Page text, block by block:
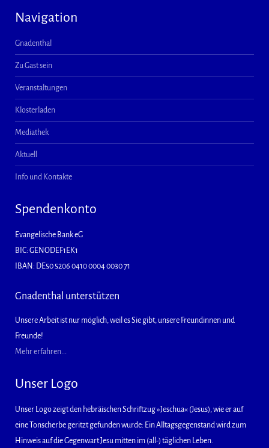
Navigation
Gnadenthal
Zu Gast sein
Veranstaltungen
Klosterladen
Mediathek
Aktuell
Info und Kontakte
Spendenkonto
Evangelische Bank eG
BIC: GENODEF1EK1
IBAN: DE50 5206 0410 0004 0030 71
Gnadenthal unterstützen
Unsere Arbeit ist nur möglich, weil es Sie gibt, unsere Freundinnen und
Freunde!
Mehr erfahren...
Unser Logo
Unser Logo zeigt den hebräischen Schriftzug »Jeschua« (Jesus), wie er auf
eine Tonscherbe geritzt gefunden wurde: Ein Alltagsgegenstand wird zum
Hinweis auf die Gegenwart Jesu mitten im (all-) täglichen Leben.